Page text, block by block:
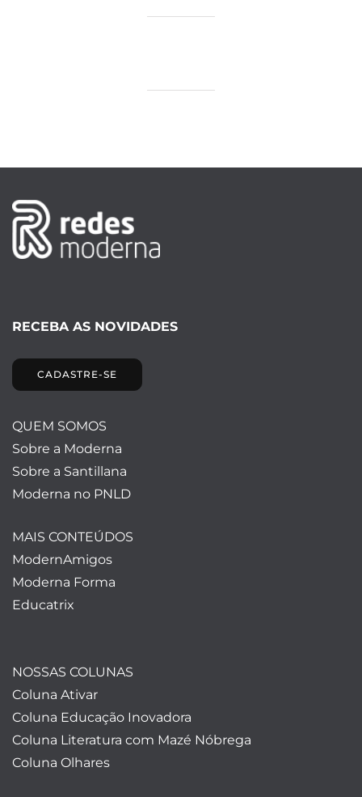
RECEBA AS NOVIDADES
CADASTRE-SE
QUEM SOMOS
Sobre a Moderna
Sobre a Santillana
Moderna no PNLD
MAIS CONTEÚDOS
ModernAmigos
Moderna Forma
Educatrix
NOSSAS COLUNAS
Coluna Ativar
Coluna Educação Inovadora
Coluna Literatura com Mazé Nóbrega
Coluna Olhares